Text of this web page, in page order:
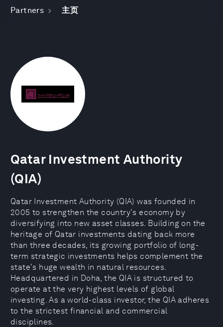
Partners 主页
Qatar Investment Authority
(QIA)
Qatar Investment Authority (QIA) was founded in
2005 to strengthen the country's economy by
diversifying into new asset classes. Building on the
heritage of Qatar investments dating back more
than three decades, its growing portfolio of long-
term strategic investments helps complement the
state's huge wealth in natural resources.
Headquartered in Doha, the QIA is structured to
operate at the very highest levels of global
investing. As a world-class investor, the QIA adheres
to the strictest financial and commercial
disciplines.